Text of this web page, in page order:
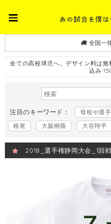
全国一
全ての高校球児へ。デザイン料は
込み
注目のキーワード： 母校や選
根尾
大阪桐蔭 大谷翔平
2018_選手権静岡大会_1回